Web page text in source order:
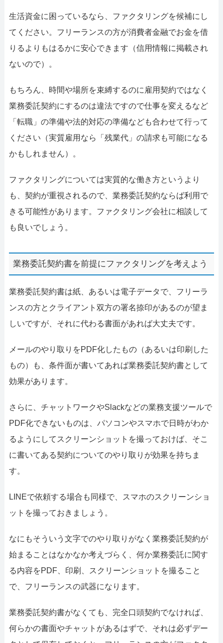
生活資金に困っているなら、ファクタリングを候補にし
てください。フリーランスの方が消費者金融でお金を借
りるよりもはるかに安心できます（信用情報に掲載され
ないので）。
もちろん、時間や場所を束縛するのに雇用契約ではなく
業務委託契約にするのは違法ですので仕事を変えるなど
「転職」の準備や法的対応の準備なども合わせて行って
ください（実質雇用なら「残業代」の請求も可能になる
かもしれません）。
ファクタリングについては実質的な働き方というより
も、契約が重視されるので、業務委託契約ならば利用で
きる可能性があります。ファクタリング会社に相談して
も良いでしょう。
業務委託契約書を前提にファクタリングを考えよう
業務委託契約書は紙、あるいは電子データで、フリーラ
ンスの方とクライアント双方の署名捺印があるのが望ま
しいですが、それに代わる書面があれば大丈夫です。
メールのやり取りをPDF化したもの（あるいは印刷した
もの）も、条件面が書いてあれば業務委託契約書として
効果があります。
さらに、チャットワークやSlackなどの業務支援ツールで
PDF化できないものは、パソコンやスマホで日時がわか
るようにしてスクリーンショットを撮っておけば、そこ
に書いてある契約についてのやり取りが効果を持ちま
す。
LINEで依頼する場合も同様で、スマホのスクリーンショ
ットを撮っておきましょう。
なにもそういう文字でのやり取りがなく業務委託契約が
始まることはなかなか考えづらく、何か業務委託に関す
る内容をPDF、印刷、スクリーンショットを撮ること
で、フリーランスの武器になります。
業務委託契約書がなくても、完全口頭契約でなければ、
何らかの書面やチャットがあるはずで、それは必ずデー